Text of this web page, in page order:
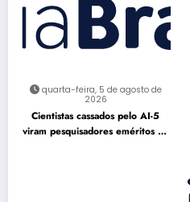
quarta-feira, 5 de agosto de
2026
Cientistas cassados pelo AI-5
viram pesquisadores eméritos da